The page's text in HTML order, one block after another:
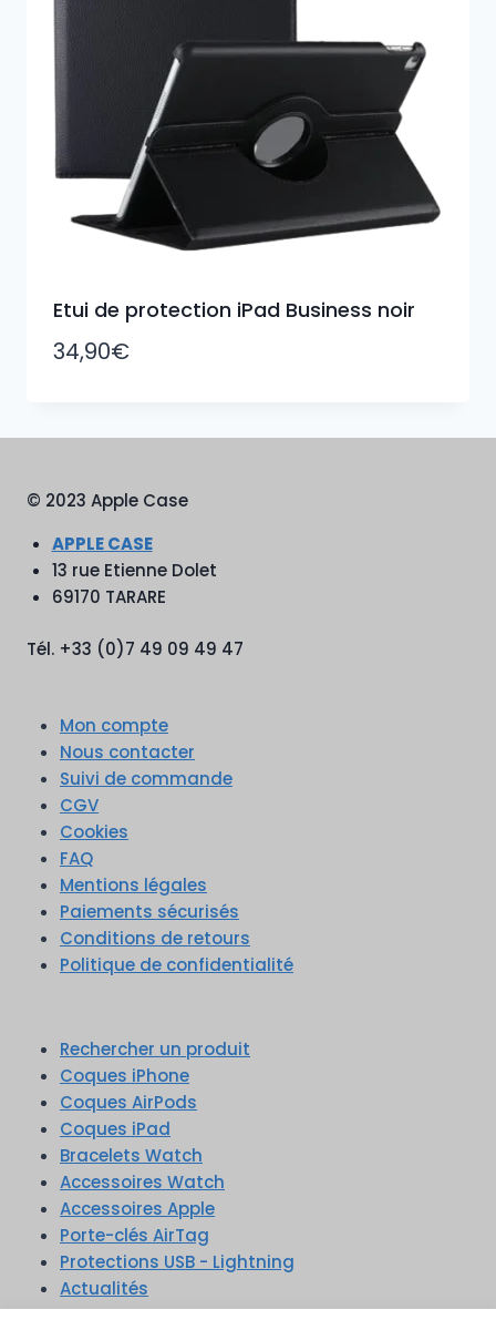
Etui de protection iPad Business noir
34,90€
© 2023 Apple Case
APPLE CASE
13 rue Etienne Dolet
69170 TARARE
Tél. +33 (0)7 49 09 49 47
Mon compte
Nous contacter
Suivi de commande
CGV
Cookies
FAQ
Mentions légales
Paiements sécurisés
Conditions de retours
Politique de confidentialité
Rechercher un produit
Coques iPhone
Coques AirPods
Coques iPad
Bracelets Watch
Accessoires Watch
Accessoires Apple
Porte-clés AirTag
Protections USB - Lightning
Actualités